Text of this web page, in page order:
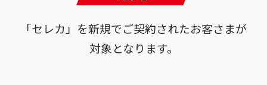
「セレカ」を新規でご契約されたお客さまが
対象となります。